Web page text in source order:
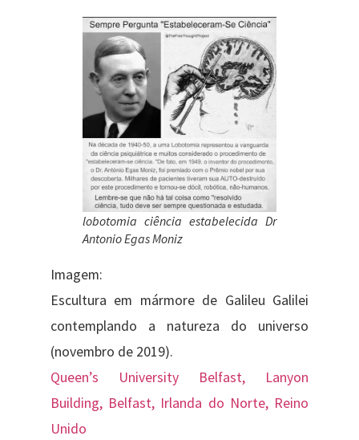
lobotomia ciência estabelecida Dr
Antonio Egas Moniz
Imagem:
Escultura em mármore de Galileu Galilei
contemplando a natureza do universo
(novembro de 2019).
Queen’s University Belfast, Lanyon
Building, Belfast, Irlanda do Norte, Reino
Unido